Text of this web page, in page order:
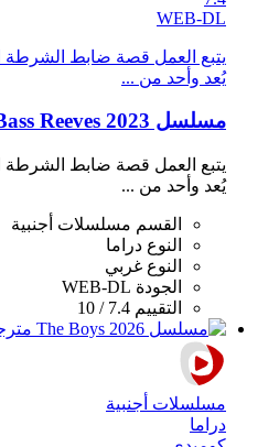
WEB-DL
يتبع العمل قصة ضابط الشرطة
يُعد وأحد من ...
مسلسل Lawmen Bass Reeves 2023 مترجم HD
يتبع العمل قصة ضابط الشرطة
يُعد وأحد من ...
القسم مسلسلات أجنبية
النوع دراما
النوع غربي
الجودة WEB-DL
التقييم 7.4 / 10
مسلسلات أجنبية
دراما